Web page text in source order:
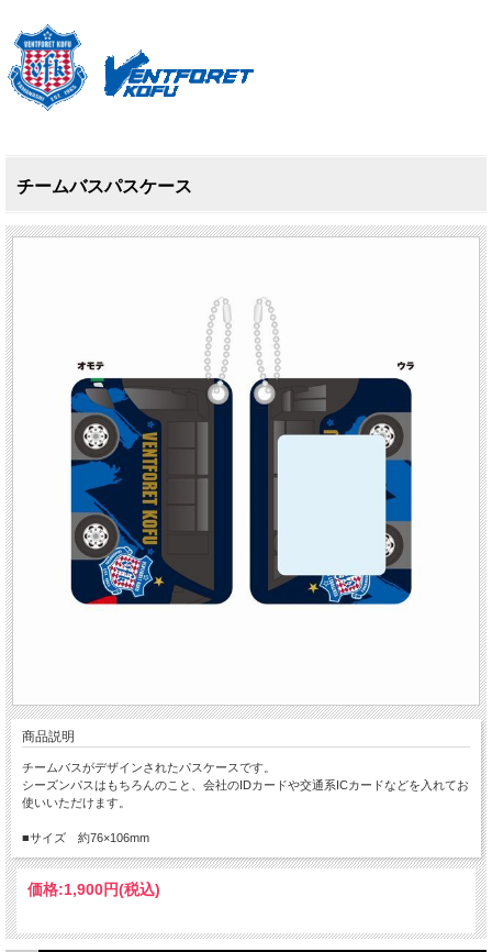
チームバスパスケース
商品説明
チームバスがデザインされたパスケースです。
シーズンパスはもちろんのこと、会社のIDカードや交通系ICカードなどを入れてお
使いいただけます。
■サイズ 約76×106mm
価格:1,900円(税込)